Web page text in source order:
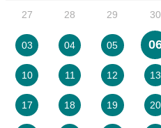
27 28 29 30
03 04 05
10 11 12 13
17 18 19 20